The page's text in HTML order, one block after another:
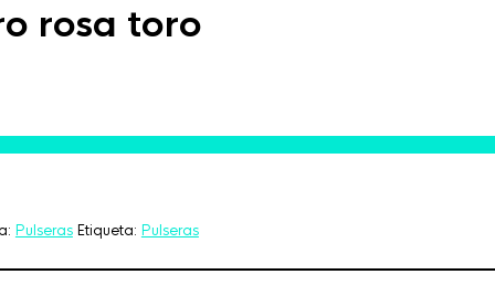
rosa toro
Pulseras Etiqueta: Pulseras